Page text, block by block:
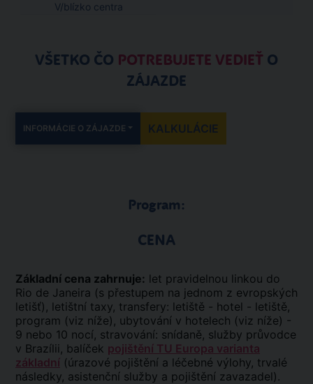
V/blízko centra
VŠETKO ČO POTREBUJETE VEDIEŤ O
ZÁJAZDE
INFORMÁCIE O ZÁJAZDE KALKULÁCIE
Program:
CENA
Základní cena zahrnuje: let pravidelnou linkou do
Rio de Janeira (s přestupem na jednom z evropských
letišť), letištní taxy, transfery: letiště - hotel - letiště,
program (viz níže), ubytování v hotelech (viz níže) -
9 nebo 10 nocí, stravování: snídaně, služby průvodce
v Brazílii, balíček pojištění TU Europa varianta
základní (úrazové pojištění a léčebné výlohy, trvalé
následky, asistenční služby a pojištění zavazadel).